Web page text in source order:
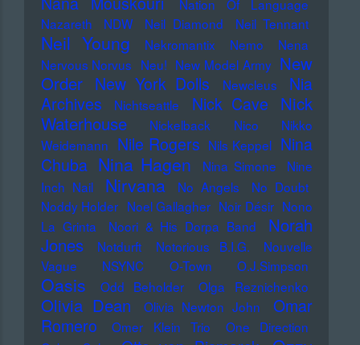
Nation Of Language
Nazareth
NDW Neil Diamond Neil Tennant
Neil Young Nekromantix Nemo
Nena
Nervous Norvus Neu! New Model Army New
Order New York Dolls Newcleus
Nia
Archives
Nichtseattle Nick Cave
Nick
Waterhouse
Nickelback Nico
Nikko
Weidemann Nile Rogers Nils Keppel Nina
Chuba Nina Hagen Nina Simone
Nine
Inch Nail
Nirvana No Angels
No Doubt
Noddy Holder Noel Gallagher Noir Désir Nono
La Grinta
Noori & His Dorpa Band
Norah
Jones
Notdurft Notorious B.I.G.
Nouvelle
Vague
NSYNC O-Town O.J.Simpson
Oasis Odd Beholder Olga Reznichenko
Olivia Dean Olivia Newton John
Omar
Romero
Omer Klein Trio
One Direction